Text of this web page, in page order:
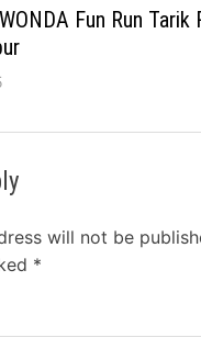
Fun Run
will not be
*